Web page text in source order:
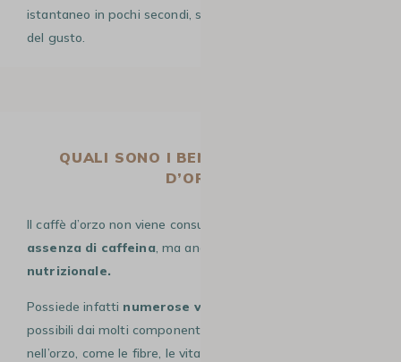
istantaneo in pochi secondi, senza rinunciare al piacere
del gusto.
QUALI SONO I BENEFICI DEL CAFFÈ
D’ORZO?
Il caffè d’orzo non viene consumato solo per la sua
assenza di caffeina, ma anche per la sua
nutrizionale.
Possiede infatti numerose virtù benefiche
possibili dai molti componenti tipici dei cereali presenti
nell’orzo, come le fibre, le vitamine, i minerali e gli